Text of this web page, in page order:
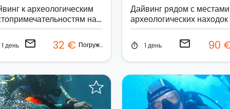
к археологическим
на
Эгади
1 день email 32 € Погружения
Дайвинг рядом с местами
археологических находок
Трапани
timer 1 день email 90